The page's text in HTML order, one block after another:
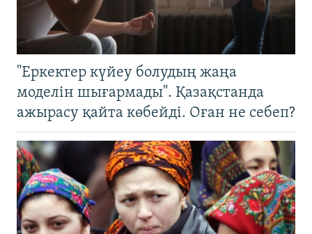
"Еркектер күйеу болудың жаңа
моделін шығармады". Қазақстанда
ажырасу қайта көбейді. Оған не себеп?